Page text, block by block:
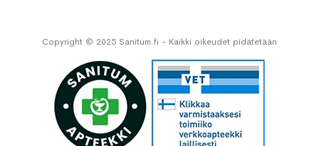
Copyright © 2025 Sanitum.fi - Kaikki oikeudet pidätetään